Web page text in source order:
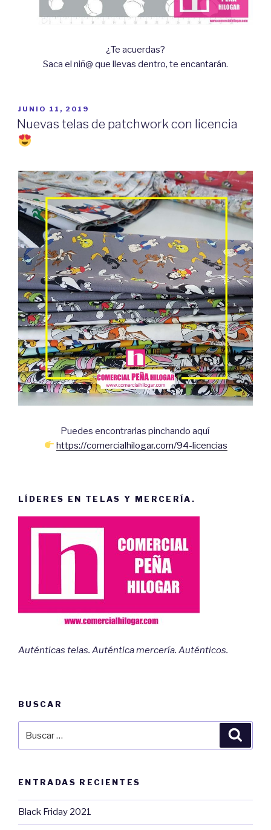
¿Te acuerdas?
Saca el niñ@ que llevas dentro, te encantarán.
PUBLICADO
EL
JUNIO 11, 2019
Nuevas telas de patchwork con licencia
Puedes encontrarlas pinchando aquí
https://comercialhilogar.com/94-licencias
LÍDERES EN TELAS Y MERCERÍA.
Auténticas telas. Auténtica mercería. Auténticos.
BUSCAR
ENTRADAS RECIENTES
Black Friday 2021